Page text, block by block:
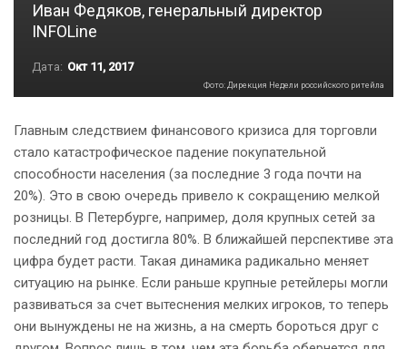
Иван Федяков, генеральный директор
INFOLine
Дата: Окт 11, 2017
Фото: Дирекция Недели российского ритейла
Главным следствием финансового кризиса для торговли
стало катастрофическое падение покупательной
способности населения (за последние 3 года почти на
20%). Это в свою очередь привело к сокращению мелкой
розницы. В Петербурге, например, доля крупных сетей за
последний год достигла 80%. В ближайшей перспективе эта
цифра будет расти. Такая динамика радикально меняет
ситуацию на рынке. Если раньше крупные ретейлеры могли
развиваться за счет вытеснения мелких игроков, то теперь
они вынуждены не на жизнь, а на смерть бороться друг с